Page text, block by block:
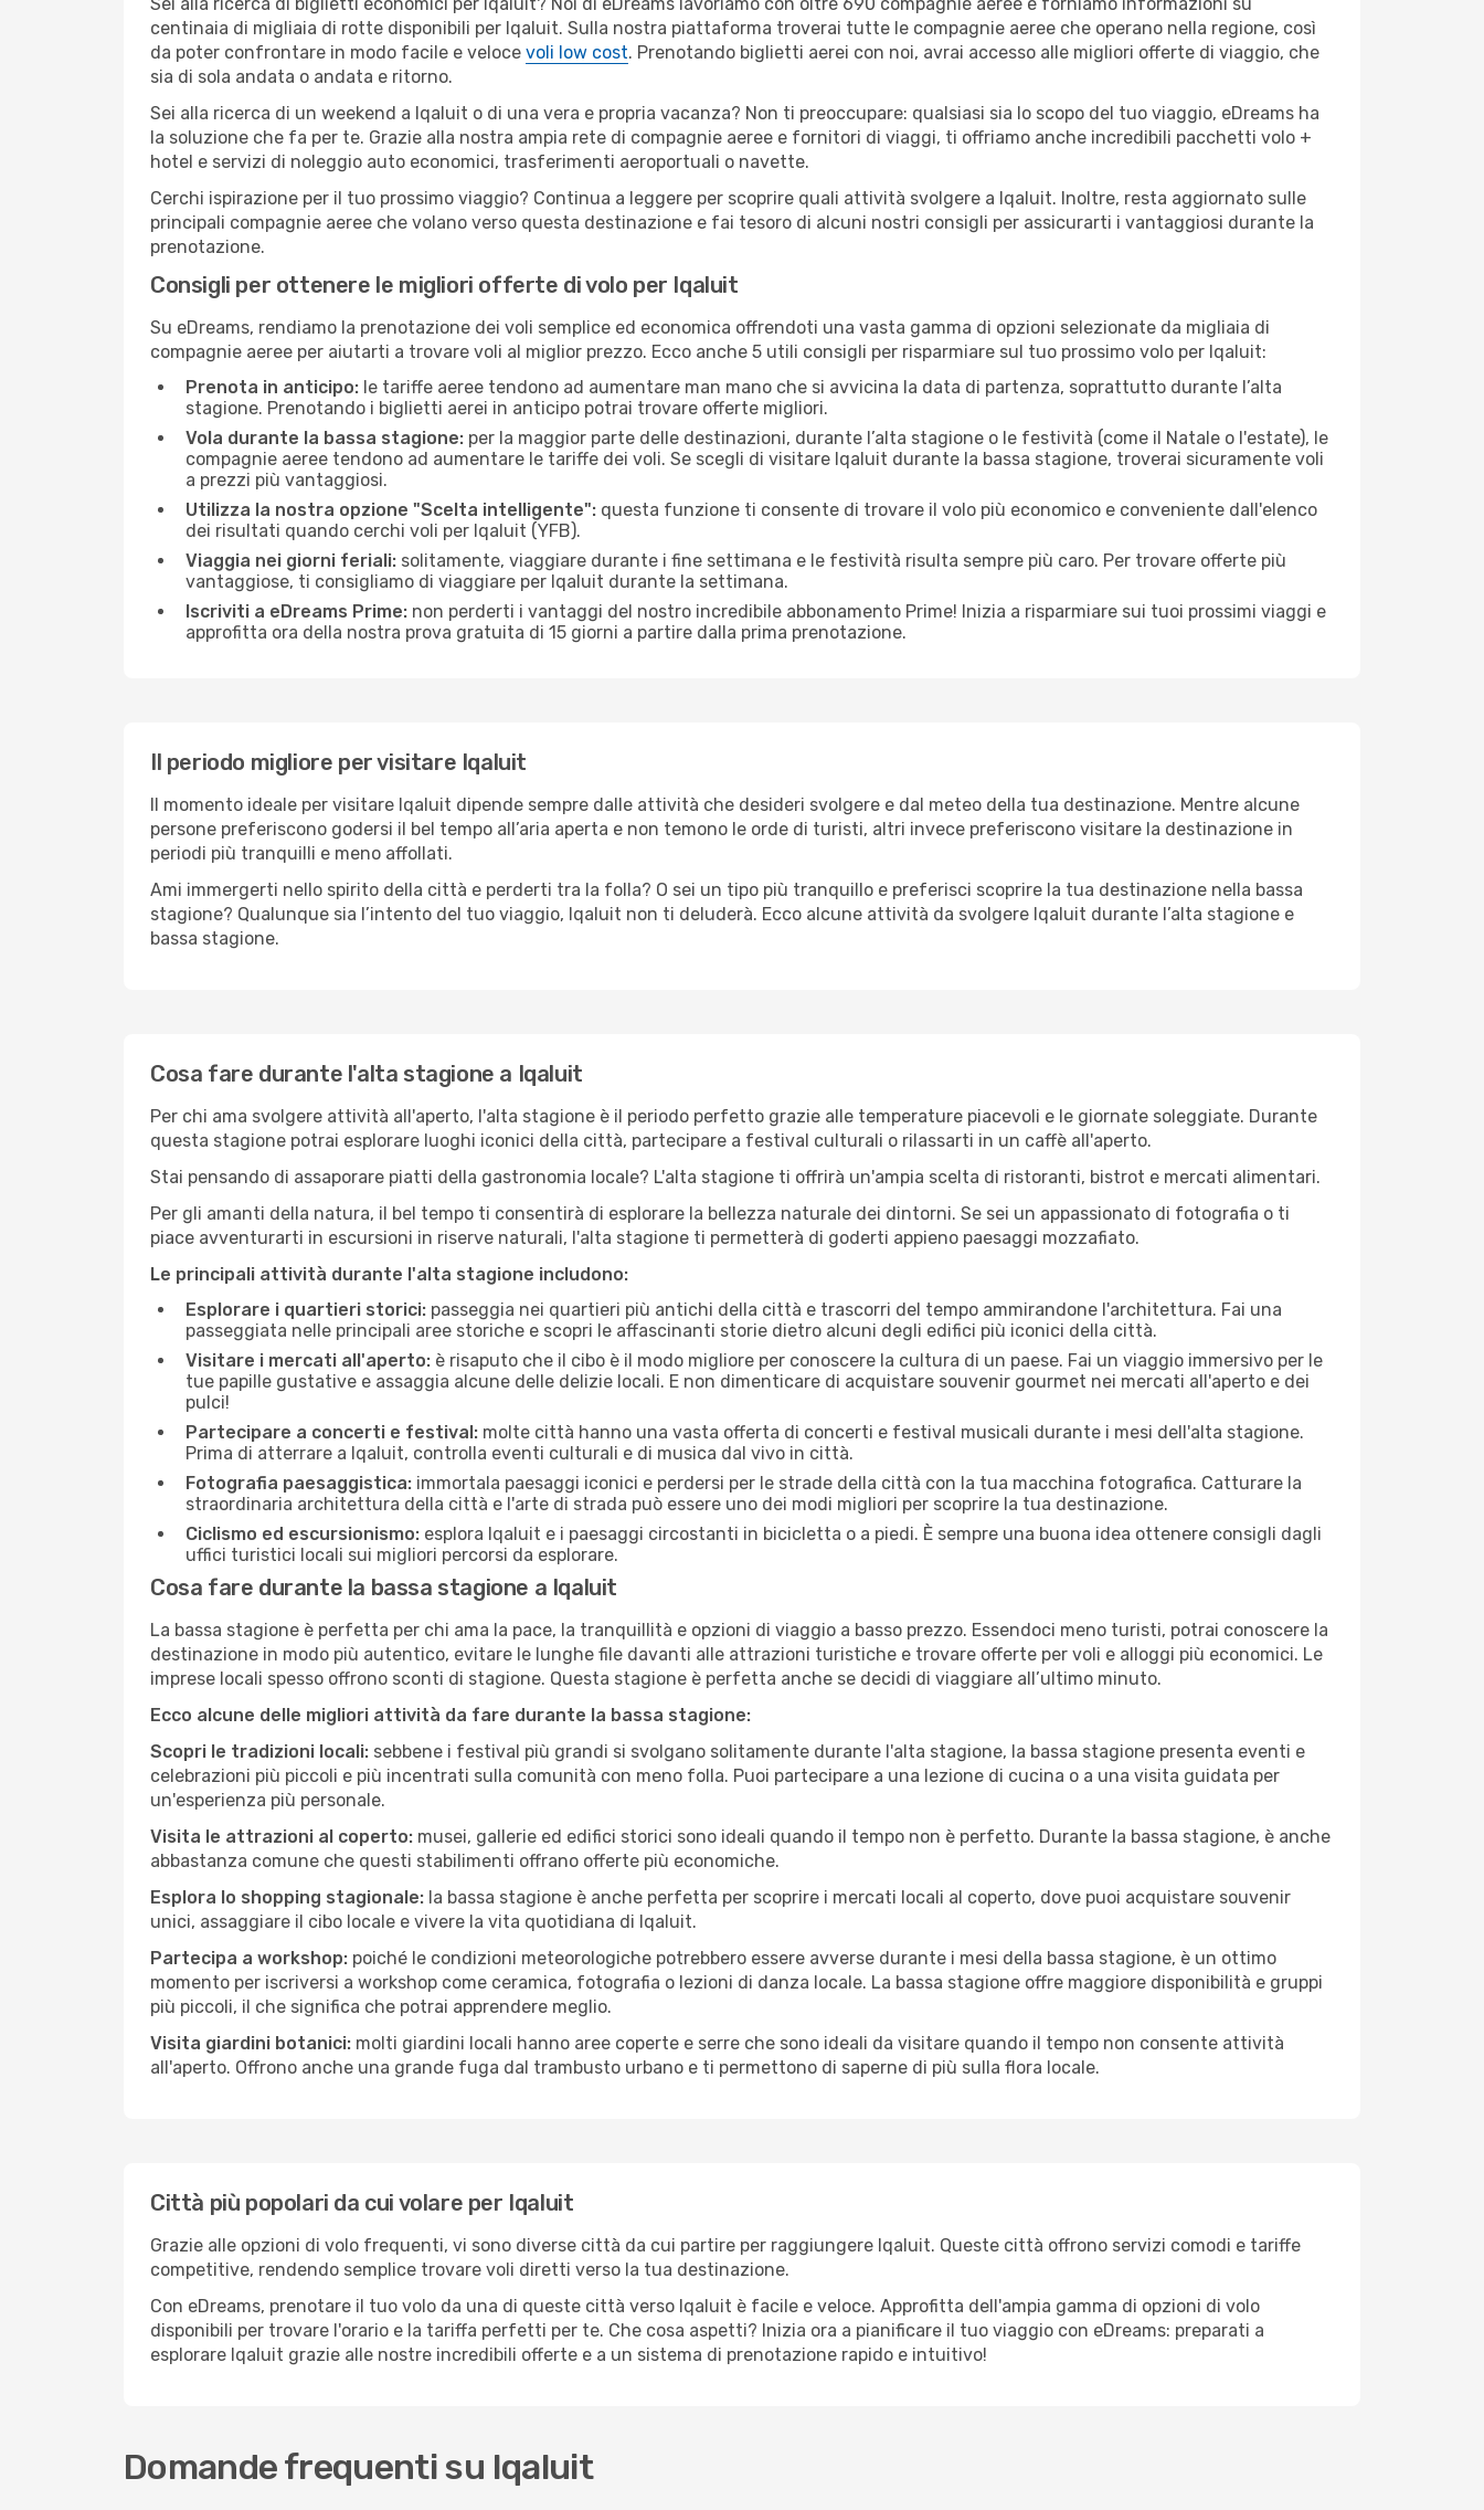
centinaia di migliaia di rotte disponibili per Iqaluit. Sulla nostra piattaforma troverai tutte le compagnie aeree che operano nella regione, così
da poter confrontare in modo facile e veloce voli low cost. Prenotando biglietti aerei con noi, avrai accesso alle migliori offerte di viaggio, che
sia di sola andata o andata e ritorno.
Sei alla ricerca di un weekend a Iqaluit o di una vera e propria vacanza? Non ti preoccupare: qualsiasi sia lo scopo del tuo viaggio, eDreams ha
la soluzione che fa per te. Grazie alla nostra ampia rete di compagnie aeree e fornitori di viaggi, ti offriamo anche incredibili pacchetti volo +
hotel e servizi di noleggio auto economici, trasferimenti aeroportuali o navette.
Cerchi ispirazione per il tuo prossimo viaggio? Continua a leggere per scoprire quali attività svolgere a Iqaluit. Inoltre, resta aggiornato sulle
principali compagnie aeree che volano verso questa destinazione e fai tesoro di alcuni nostri consigli per assicurarti i vantaggiosi durante la
prenotazione.
Consigli per ottenere le migliori offerte di volo per Iqaluit
Su eDreams, rendiamo la prenotazione dei voli semplice ed economica offrendoti una vasta gamma di opzioni selezionate da migliaia di
compagnie aeree per aiutarti a trovare voli al miglior prezzo. Ecco anche 5 utili consigli per risparmiare sul tuo prossimo volo per Iqaluit:
Prenota in anticipo: le tariffe aeree tendono ad aumentare man mano che si avvicina la data di partenza, soprattutto durante l’alta
stagione. Prenotando i biglietti aerei in anticipo potrai trovare offerte migliori.
Vola durante la bassa stagione: per la maggior parte delle destinazioni, durante l’alta stagione o le festività (come il Natale o l'estate), le
compagnie aeree tendono ad aumentare le tariffe dei voli. Se scegli di visitare Iqaluit durante la bassa stagione, troverai sicuramente voli
a prezzi più vantaggiosi.
Utilizza la nostra opzione "Scelta intelligente": questa funzione ti consente di trovare il volo più economico e conveniente dall'elenco
dei risultati quando cerchi voli per Iqaluit (YFB).
Viaggia nei giorni feriali: solitamente, viaggiare durante i fine settimana e le festività risulta sempre più caro. Per trovare offerte più
vantaggiose, ti consigliamo di viaggiare per Iqaluit durante la settimana.
Iscriviti a eDreams Prime: non perderti i vantaggi del nostro incredibile abbonamento Prime! Inizia a risparmiare sui tuoi prossimi viaggi e
approfitta ora della nostra prova gratuita di 15 giorni a partire dalla prima prenotazione.
Il periodo migliore per visitare Iqaluit
Il momento ideale per visitare Iqaluit dipende sempre dalle attività che desideri svolgere e dal meteo della tua destinazione. Mentre alcune
persone preferiscono godersi il bel tempo all’aria aperta e non temono le orde di turisti, altri invece preferiscono visitare la destinazione in
periodi più tranquilli e meno affollati.
Ami immergerti nello spirito della città e perderti tra la folla? O sei un tipo più tranquillo e preferisci scoprire la tua destinazione nella bassa
stagione? Qualunque sia l’intento del tuo viaggio, Iqaluit non ti deluderà. Ecco alcune attività da svolgere Iqaluit durante l’alta stagione e
bassa stagione.
Cosa fare durante l'alta stagione a Iqaluit
Per chi ama svolgere attività all'aperto, l'alta stagione è il periodo perfetto grazie alle temperature piacevoli e le giornate soleggiate. Durante
questa stagione potrai esplorare luoghi iconici della città, partecipare a festival culturali o rilassarti in un caffè all'aperto.
Stai pensando di assaporare piatti della gastronomia locale? L'alta stagione ti offrirà un'ampia scelta di ristoranti, bistrot e mercati alimentari.
Per gli amanti della natura, il bel tempo ti consentirà di esplorare la bellezza naturale dei dintorni. Se sei un appassionato di fotografia o ti
piace avventurarti in escursioni in riserve naturali, l'alta stagione ti permetterà di goderti appieno paesaggi mozzafiato.
Le principali attività durante l'alta stagione includono:
Esplorare i quartieri storici: passeggia nei quartieri più antichi della città e trascorri del tempo ammirandone l'architettura. Fai una
passeggiata nelle principali aree storiche e scopri le affascinanti storie dietro alcuni degli edifici più iconici della città.
Visitare i mercati all'aperto: è risaputo che il cibo è il modo migliore per conoscere la cultura di un paese. Fai un viaggio immersivo per le
tue papille gustative e assaggia alcune delle delizie locali. E non dimenticare di acquistare souvenir gourmet nei mercati all'aperto e dei
pulci!
Partecipare a concerti e festival: molte città hanno una vasta offerta di concerti e festival musicali durante i mesi dell'alta stagione.
Prima di atterrare a Iqaluit, controlla eventi culturali e di musica dal vivo in città.
Fotografia paesaggistica: immortala paesaggi iconici e perdersi per le strade della città con la tua macchina fotografica. Catturare la
straordinaria architettura della città e l'arte di strada può essere uno dei modi migliori per scoprire la tua destinazione.
Ciclismo ed escursionismo: esplora Iqaluit e i paesaggi circostanti in bicicletta o a piedi. È sempre una buona idea ottenere consigli dagli
uffici turistici locali sui migliori percorsi da esplorare.
Cosa fare durante la bassa stagione a Iqaluit
La bassa stagione è perfetta per chi ama la pace, la tranquillità e opzioni di viaggio a basso prezzo. Essendoci meno turisti, potrai conoscere la
destinazione in modo più autentico, evitare le lunghe file davanti alle attrazioni turistiche e trovare offerte per voli e alloggi più economici. Le
imprese locali spesso offrono sconti di stagione. Questa stagione è perfetta anche se decidi di viaggiare all’ultimo minuto.
Ecco alcune delle migliori attività da fare durante la bassa stagione:
Scopri le tradizioni locali: sebbene i festival più grandi si svolgano solitamente durante l'alta stagione, la bassa stagione presenta eventi e
celebrazioni più piccoli e più incentrati sulla comunità con meno folla. Puoi partecipare a una lezione di cucina o a una visita guidata per
un'esperienza più personale.
Visita le attrazioni al coperto: musei, gallerie ed edifici storici sono ideali quando il tempo non è perfetto. Durante la bassa stagione, è anche
abbastanza comune che questi stabilimenti offrano offerte più economiche.
Esplora lo shopping stagionale: la bassa stagione è anche perfetta per scoprire i mercati locali al coperto, dove puoi acquistare souvenir
unici, assaggiare il cibo locale e vivere la vita quotidiana di Iqaluit.
Partecipa a workshop: poiché le condizioni meteorologiche potrebbero essere avverse durante i mesi della bassa stagione, è un ottimo
momento per iscriversi a workshop come ceramica, fotografia o lezioni di danza locale. La bassa stagione offre maggiore disponibilità e gruppi
più piccoli, il che significa che potrai apprendere meglio.
Visita giardini botanici: molti giardini locali hanno aree coperte e serre che sono ideali da visitare quando il tempo non consente attività
all'aperto. Offrono anche una grande fuga dal trambusto urbano e ti permettono di saperne di più sulla flora locale.
Città più popolari da cui volare per Iqaluit
Grazie alle opzioni di volo frequenti, vi sono diverse città da cui partire per raggiungere Iqaluit. Queste città offrono servizi comodi e tariffe
competitive, rendendo semplice trovare voli diretti verso la tua destinazione.
Con eDreams, prenotare il tuo volo da una di queste città verso Iqaluit è facile e veloce. Approfitta dell'ampia gamma di opzioni di volo
disponibili per trovare l'orario e la tariffa perfetti per te. Che cosa aspetti? Inizia ora a pianificare il tuo viaggio con eDreams: preparati a
esplorare Iqaluit grazie alle nostre incredibili offerte e a un sistema di prenotazione rapido e intuitivo!
Domande frequenti su Iqaluit